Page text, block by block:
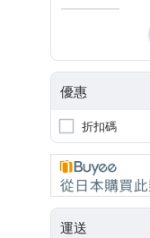
優惠
折扣碼
運送